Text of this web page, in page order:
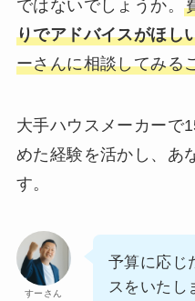
ではないでしょうか。
りでアドバイスがほし
ーさんに相談してみる
大手ハウスメーカーで
めた経験を活かし、あ
す。
すーさん
予算に応じ
スをいたし